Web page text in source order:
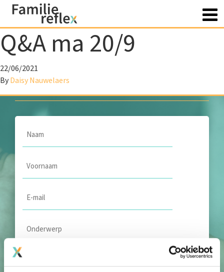
Q&A ma 20/9
22/06/2021
ByDaisy Nauwelaers
Heb je vragen? Contacteer
ons
Naam
Voornaam
Email
Onderwerp